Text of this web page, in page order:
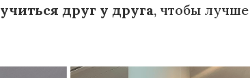
учиться друг у друга, чтобы